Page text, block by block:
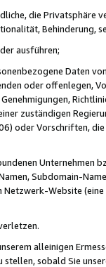
die Privatsphäre
Behinderung,
ausführen;
Daten
oder offenlegen,
zuständigen
oder Vorschriften,
Unternehmen
Subdomain-
Website
alleinigen
sobald Sie